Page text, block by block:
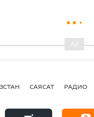
САЯСАТ РАДИО